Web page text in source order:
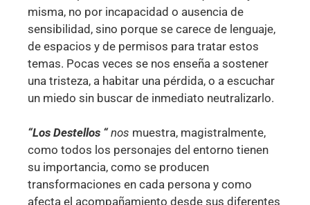
misma, no por incapacidad o ausencia de
sensibilidad, sino porque se carece de lenguaje,
de espacios y de permisos para tratar estos
temas. Pocas veces se nos enseña a sostener
una tristeza, a habitar una pérdida, o a escuchar
un miedo sin buscar de inmediato neutralizarlo.
“Los Destellos “nos muestra, magistralmente,
como todos los personajes del entorno tienen
su importancia, como se producen
transformaciones en cada persona y como
afecta el acompañamiento desde sus diferentes